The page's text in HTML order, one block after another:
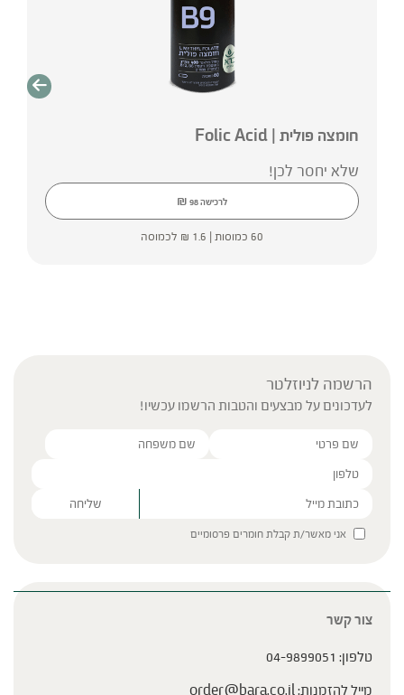
חומצה פולית | Folic Acid
שלא יחסר לכן!
לרכישה ₪ 98
60 כמוסות | ₪ 1.6 לכמוסה
הרשמה לניוזלטר
לעדכונים על מבצעים והטבות הרשמו עכשיו!
Please leave this field empty.
אני מאשר/ת קבלת חומרים פרסומיים
צור קשר
טלפון: 04-9899051
מייל להזמנות: order@bara.co.il